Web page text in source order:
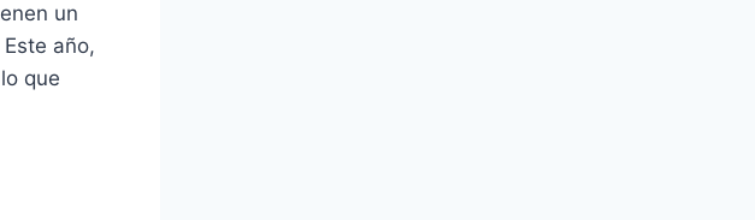
un
año,
que